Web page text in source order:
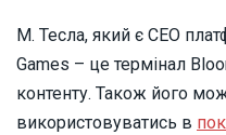
М. Тесла, який є СЕО
Games – це термінал
контенту. Також його
використовуватись в